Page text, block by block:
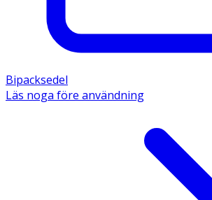
Bipacksedel
Läs noga före användning